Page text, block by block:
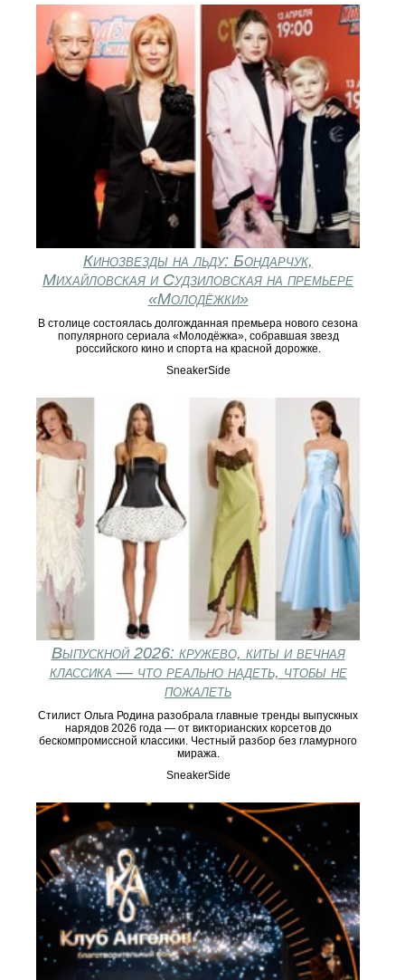
Кинозвезды на льду: Бондарчук,
Михайловская и Судзиловская на премьере
«Молодёжки»
В столице состоялась долгожданная премьера нового сезона
популярного сериала «Молодёжка», собравшая звезд
российского кино и спорта на красной дорожке.
SneakerSide
Выпускной 2026: кружево, киты и вечная
классика — что реально надеть, чтобы не
пожалеть
Стилист Ольга Родина разобрала главные тренды выпускных
нарядов 2026 года — от викторианских корсетов до
бескомпромиссной классики. Честный разбор без гламурного
миража.
SneakerSide